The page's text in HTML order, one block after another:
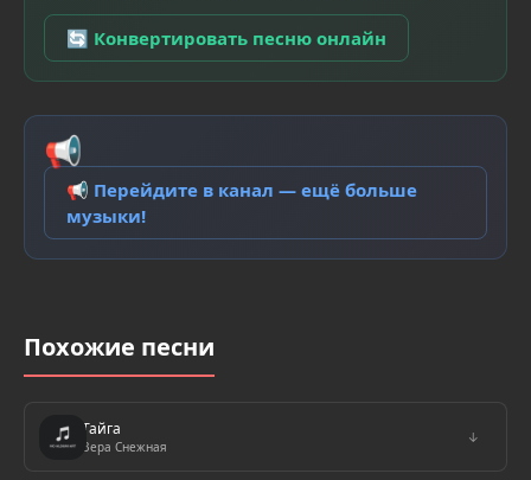
🔄 Конвертировать песню онлайн
📢
📢 Перейдите в канал — ещё больше
музыки!
Похожие песни
Тайга
Вера Снежная
↓